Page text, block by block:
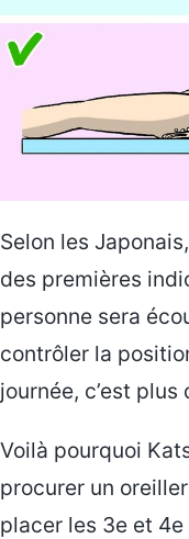
Selon les
des premières
personne sera
contrôler la
journée, c’est
Voilà pourquoi
procurer un
placer les 3e et